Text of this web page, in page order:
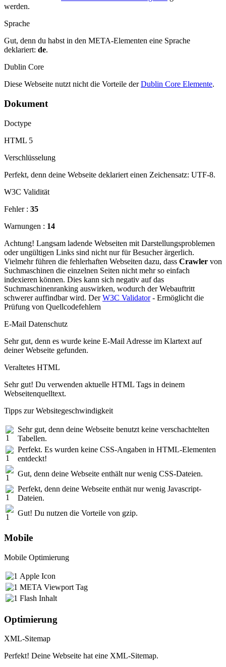
werden.
Sprache
Gut, denn du habst in den META-Elementen eine Sprache
deklariert: de.
Dublin Core
Diese Webseite nutzt nicht die Vorteile derDublin Core Elemente.
Dokument
Doctype
HTML 5
Verschlüsselung
Perfekt, denn deine Webseite deklariert einen Zeichensatz: UTF-8.
W3C Validität
Fehler : 35
Warnungen : 14
Achtung! Langsam ladende Webseiten mit Darstellungsproblemen
oder ungültigen Links sind nicht nur für Besucher ärgerlich.
Vielmehr führen die fehlerhaften Webseiten dazu, dass Crawler von
Suchmaschinen die einzelnen Seiten nicht mehr so einfach
indexieren können. Dies kann sich negativ auf das
Suchmaschinenranking auswirken, wodurch der Webauftritt
schwerer auffindbar wird. DerW3C Validator- Ermöglicht die
Prüfung von Quellcodefehlern
E-Mail Datenschutz
Sehr gut, denn es wurde keine E-Mail Adresse im Klartext auf
deiner Webseite gefunden.
Veraltetes HTML
Sehr gut! Du verwenden aktuelle HTML Tags in deinem
Webseitenquelltext.
Tipps zur Websitegeschwindigkeit
Sehr gut, denn deine Webseite benutzt keine verschachtelten
Tabellen.
Perfekt. Es wurden keine CSS-Angaben in HTML-Elementen
entdeckt!
Gut, denn deine Webseite enthält nur wenig CSS-Dateien.
Perfekt, denn deine Webseite enthät nur wenig Javascript-
Dateien.
Gut! Du nutzen die Vorteile von gzip.
Mobile
Mobile Optimierung
Apple Icon
META Viewport Tag
Flash Inhalt
Optimierung
XML-Sitemap
Perfekt! Deine Webseite hat eine XML-Sitemap.